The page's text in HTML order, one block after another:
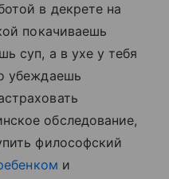
в декрете на
покачиваешь
суп, а в ухе у тебя
убеждаешь
обследование,
философский
и